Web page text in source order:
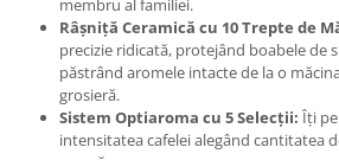
membru al familiei.
Râșniță Ceramică cu 10 Trepte de
precizie ridicată, protejând boabele de
păstrând aromele intacte de la o
grosieră.
Sistem Optiaroma cu 5 Selecții: Îți
intensitatea cafelei alegând cantitatea